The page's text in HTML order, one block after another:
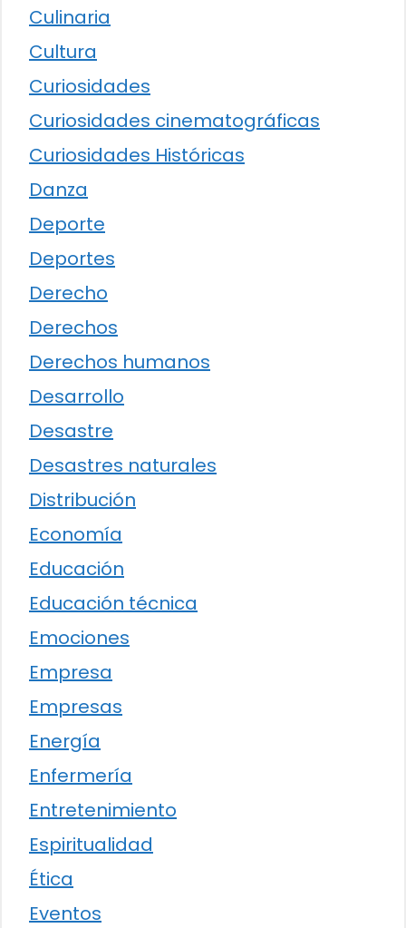
Culinaria
Cultura
Curiosidades
Curiosidades cinematográficas
Curiosidades Históricas
Danza
Deporte
Deportes
Derecho
Derechos
Derechos humanos
Desarrollo
Desastre
Desastres naturales
Distribución
Economía
Educación
Educación técnica
Emociones
Empresa
Empresas
Energía
Enfermería
Entretenimiento
Espiritualidad
Ética
Eventos